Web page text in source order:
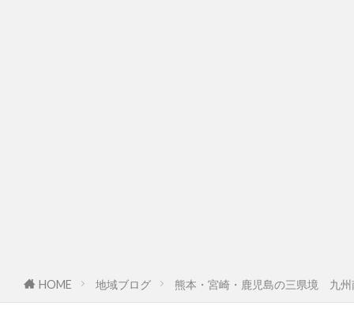
HOME 地域ブログ 熊本・宮崎・鹿児島の三県境 九州